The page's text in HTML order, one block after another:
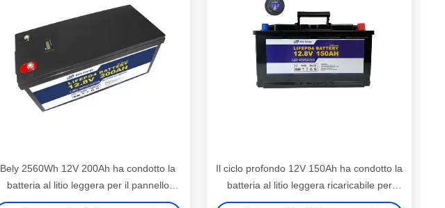
Bely 2560Wh 12V 200Ah ha condotto la
batteria al litio leggera per il pannello
solare
Il ciclo profondo 12V 150Ah ha condotto la
batteria al litio leggera ricaricabile per
iluminazione pubblica rv